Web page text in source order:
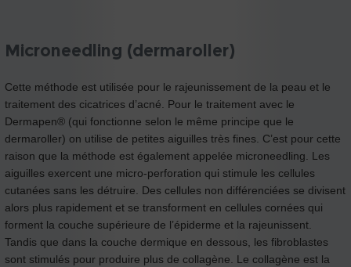
Microneedling (dermaroller)
Cette méthode est utilisée pour le rajeunissement de la peau et le
traitement des cicatrices d’acné. Pour le traitement avec le
Dermapen® (qui fonctionne selon le même principe que le
dermaroller) on utilise de petites aiguilles très fines. C’est pour cette
raison que la méthode est également appelée microneedling. Les
aiguilles exercent une micro-perforation qui stimule les cellules
cutanées sans les détruire. Des cellules non différenciées se divisent
alors plus rapidement et se transforment en cellules cornées qui
forment la couche supérieure de l’épiderme et la rajeunissent.
Tandis que dans la couche dermique en dessous, les fibroblastes
sont stimulés pour produire plus de collagène. Le collagène est la